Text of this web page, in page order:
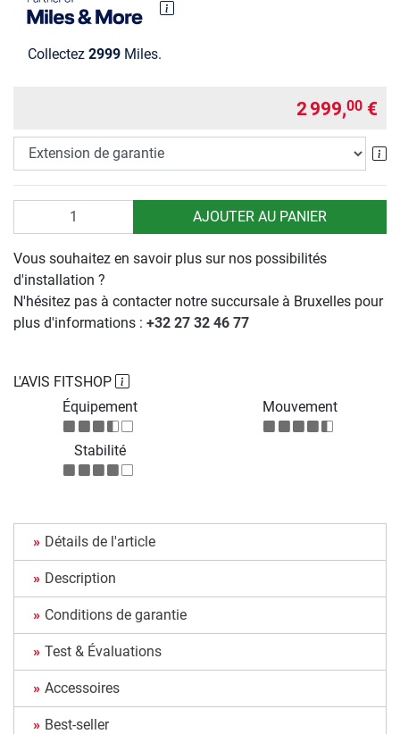
Collectez 2999 Miles.
2 999,00 €
AJOUTER AU PANIER
L'AVIS FITSHOP
Équipement
Mouvement
Stabilité
Vous souhaitez en savoir plus sur nos possibilités
d'installation ?
N'hésitez pas à contacter notre succursale à Bruxelles pour
plus d'informations : +32 27 32 46 77
Détails de l'article
Description
Conditions de garantie
Test & Évaluations
Accessoires
Best-seller